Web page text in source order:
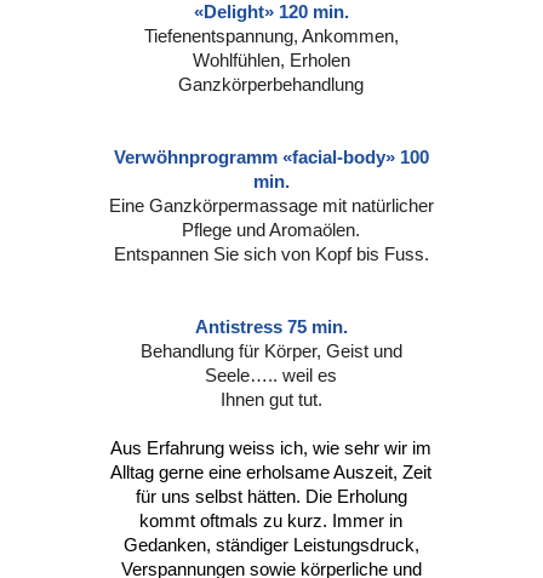
«Delight» 120 min.
Tiefenentspannung, Ankommen,
Wohlfühlen, Erholen
Ganzkörperbehandlung
Verwöhnprogramm «facial-body» 100
min.
Eine Ganzkörpermassage mit natürlicher
Pflege und Aromaölen.
Entspannen Sie sich von Kopf bis Fuss.
Antistress 75 min.
Behandlung für Körper, Geist und
Seele….. weil es
Ihnen gut tut.
Aus Erfahrung weiss ich, wie sehr wir im
Alltag gerne eine erholsame Auszeit, Zeit
für uns selbst hätten. Die Erholung
kommt oftmals zu kurz. Immer in
Gedanken, ständiger Leistungsdruck,
Verspannungen sowie körperliche und